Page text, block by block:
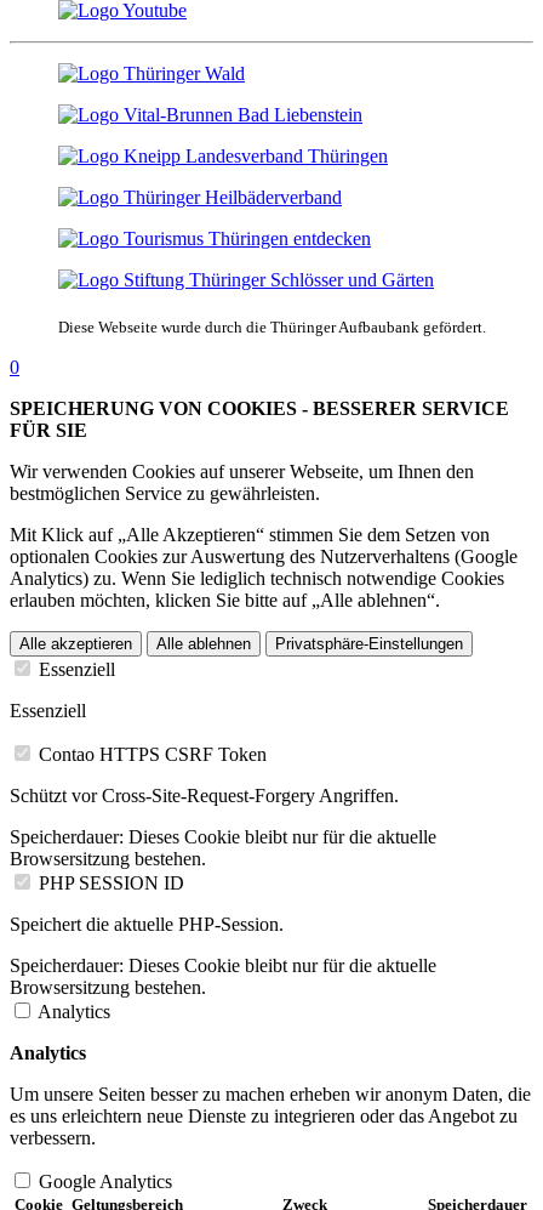
Diese Webseite wurde durch die Thüringer Aufbaubank gefördert.
0
SPEICHERUNG VON COOKIES - BESSERER SERVICE
FÜR SIE
Wir verwenden Cookies auf unserer Webseite, um Ihnen den
bestmöglichen Service zu gewährleisten.
Mit Klick auf „Alle Akzeptieren“ stimmen Sie dem Setzen von
optionalen Cookies zur Auswertung des Nutzerverhaltens (Google
Analytics) zu. Wenn Sie lediglich technisch notwendige Cookies
erlauben möchten, klicken Sie bitte auf „Alle ablehnen“.
Alle akzeptieren Alle ablehnen Privatsphäre-Einstellungen
Essenziell
Essenziell
Contao HTTPS CSRF Token
Schützt vor Cross-Site-Request-Forgery Angriffen.
Speicherdauer: Dieses Cookie bleibt nur für die aktuelle
Browsersitzung bestehen.
PHP SESSION ID
Speichert die aktuelle PHP-Session.
Speicherdauer: Dieses Cookie bleibt nur für die aktuelle
Browsersitzung bestehen.
Analytics
Analytics
Um unsere Seiten besser zu machen erheben wir anonym Daten, die
es uns erleichtern neue Dienste zu integrieren oder das Angebot zu
verbessern.
Google Analytics
Cookie Geltungsbereich Zweck Speicherdauer